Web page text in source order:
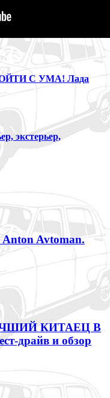
С УМА! Лада
экстерьер,
Avtoman.
КИТАЕЦ В
драйв и обзор